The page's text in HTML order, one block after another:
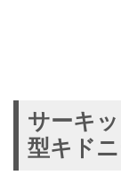
サーキ
型キド